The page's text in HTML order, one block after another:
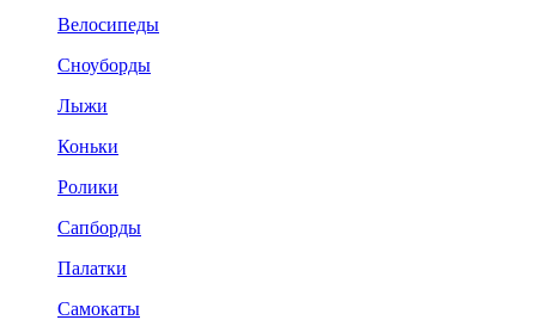
Велосипеды
Сноуборды
Лыжи
Коньки
Ролики
Сапборды
Палатки
Самокаты